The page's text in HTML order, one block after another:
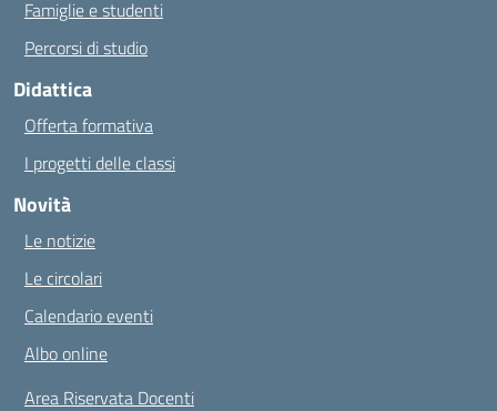
Famiglie e studenti
Percorsi di studio
Didattica
Offerta formativa
I progetti delle classi
Novità
Le notizie
Le circolari
Calendario eventi
Albo online
Area Riservata Docenti